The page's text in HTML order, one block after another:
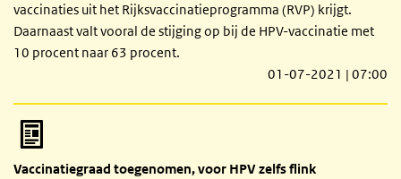
vaccinaties uit het Rijksvaccinatieprogramma (RVP) krijgt.
Daarnaast valt vooral de stijging op bij de HPV-vaccinatie met
10 procent naar 63 procent.
01-07-2021 | 07:00
Vaccinatiegraad toegenomen, voor HPV zelfs flink